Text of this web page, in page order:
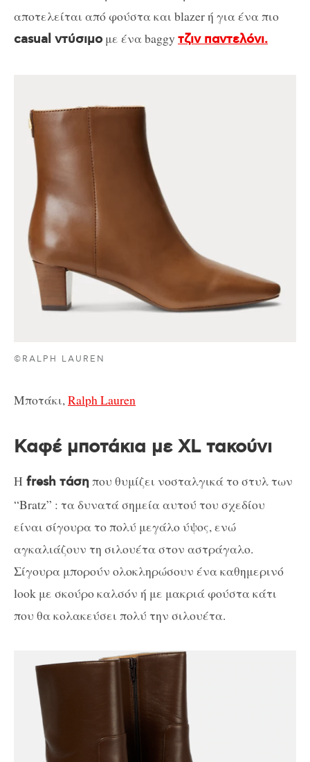
αποτελείται από φούστα και blazer ή για ένα πιο
casual ντύσιμομε ένα baggy τζιν παντελόνι.
©RALPH LAUREN
Μποτάκι,Ralph Lauren
Καφέ μποτάκια με XL τακούνι
Η fresh τάσηπου θυμίζει νοσταλγικά το στυλ των
“Bratz” : τα δυνατά σημεία αυτού του σχεδίου
είναι σίγουρα το πολύ μεγάλο ύψος, ενώ
αγκαλιάζουν τη σιλουέτα στον αστράγαλο.
Σίγουρα μπορούν ολοκληρώσουν ένα καθημερινό
look με σκούρο καλσόν ή με μακριά φούστα κάτι
που θα κολακεύσει πολύ την σιλουέτα.